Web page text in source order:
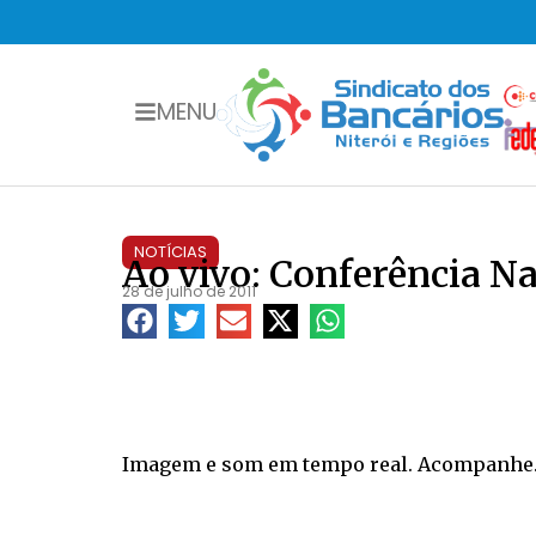
MENU
NOTÍCIAS
Ao vivo: Conferência
28 de julho de 2011
Imagem e som em tempo real. Acompanhe.